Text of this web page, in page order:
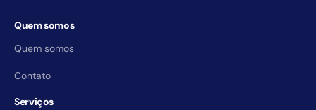
Quem somos
Quem somos
Contato
Serviços